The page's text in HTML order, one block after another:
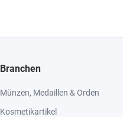
Branchen
Münzen, Medaillen & Orden
Kosmetikartikel